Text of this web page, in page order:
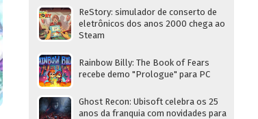
ReStory: simulador de conserto de
eletrônicos dos anos 2000 chega ao
Steam
Rainbow Billy: The Book of Fears
recebe demo "Prologue" para PC
Ghost Recon: Ubisoft celebra os 25
anos da franquia com novidades para